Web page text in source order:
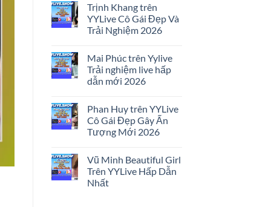
on
Lý
Dũng
trên
Nghiệm
Livestream
Nổi
Bật
Trịnh Khang trên
YYLive Cô Gái Đẹp Và
Trải Nghiệm 2026
on
Trịnh
Khang
trên
Gái
Đẹp
Và
Trải
Nghiệm
Mai Phúc trên Yylive
Trải nghiệm live hấp
dẫn mới 2026
on
Mai
Phúc
trên
nghiệm
live
hấp
dẫn
mới
Phan Huy trên YYLive
Cô Gái Đẹp Gây Ấn
Tượng Mới 2026
on
Phan
Huy
trên
Vũ Minh Beautiful Girl
Trên YYLive Hấp Dẫn
Nhất